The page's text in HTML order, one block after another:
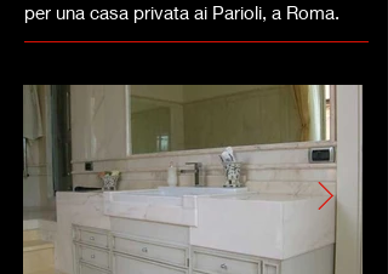
per una casa privata ai Parioli, a Roma.